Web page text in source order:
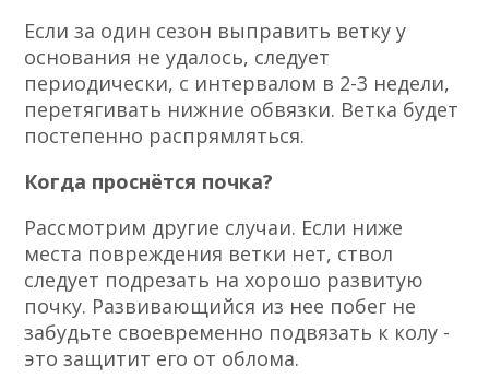
Если за один сезон выправить ветку у
основания не удалось, следует
периодически, с интервалом в 2-3 недели,
перетягивать нижние обвязки. Ветка будет
постепенно распрямляться.
Когда проснётся почка?
Рассмотрим другие случаи. Если ниже
места повреждения ветки нет, ствол
следует подрезать на хорошо развитую
почку. Развивающийся из нее побег не
забудьте своевременно подвязать к колу -
это защитит его от облома.